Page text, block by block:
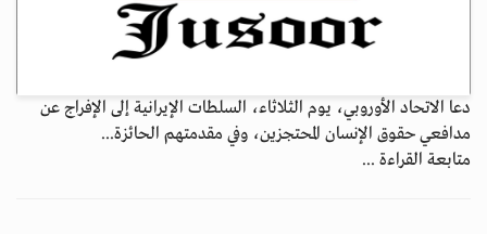
دعا الاتحاد الأوروبي، يوم الثلاثاء، السلطات الإيرانية إلى الإفراج عن
مدافعي حقوق الإنسان المحتجزين، وفي مقدمتهم الحائزة...
متابعة القراءة ...